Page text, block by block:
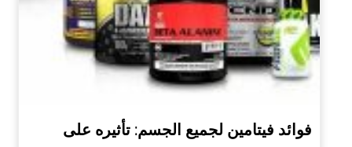
فوائد فيتامين لجميع الجسم: تأثيره على